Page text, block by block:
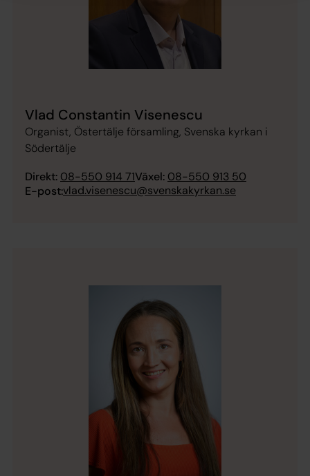
Vlad Constantin Visenescu
Organist, Östertälje församling, Svenska kyrkan i
Södertälje
Direkt: 08-550 914 71Växel: 08-550 913 50
E-post:vlad.visenescu@svenskakyrkan.se